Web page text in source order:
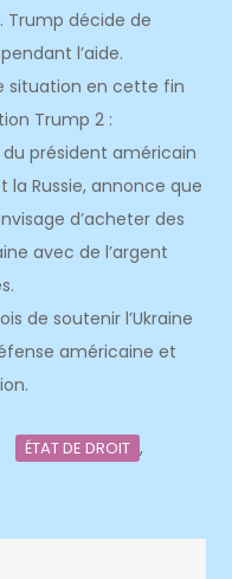
Trump décide de
l’aide.
situation en cette fin
Trump 2 :
du président américain
la Russie, annonce que
d’acheter des
avec de l’argent
de soutenir l’Ukraine
américaine et
ÉTAT DE DROIT ,